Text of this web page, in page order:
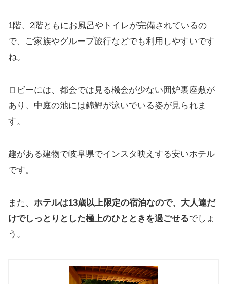
1階、2階ともにお風呂やトイレが完備されているの
で、ご家族やグループ旅行などでも利用しやすいです
ね。
ロビーには、都会では見る機会が少ない囲炉裏座敷が
あり、中庭の池には錦鯉が泳いでいる姿が見られま
す。
趣がある建物で岐阜県でインスタ映えする安いホテル
です。
また、 ホテルは13歳以上限定の宿泊なので、大人達だ
けでしっとりとした極上のひとときを過ごせるでしょ
う。